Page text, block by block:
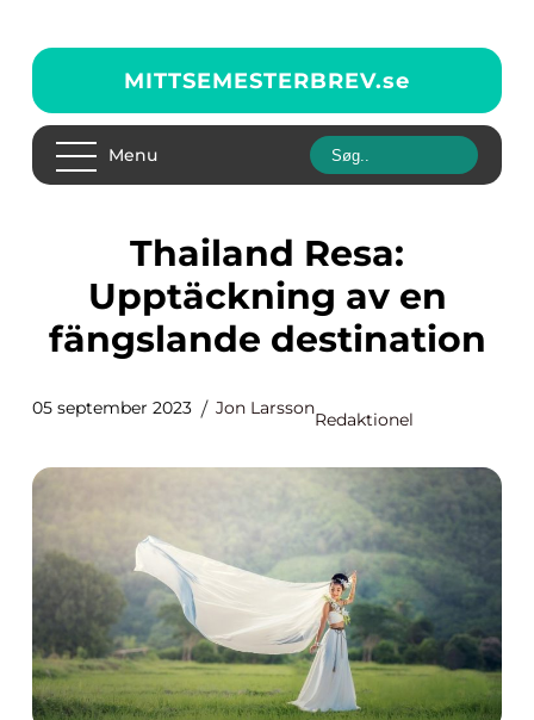
MITTSEMESTERBREV.se
Menu
Thailand Resa:
Upptäckning av en
fängslande destination
05 september 2023 Jon Larsson
Redaktionel